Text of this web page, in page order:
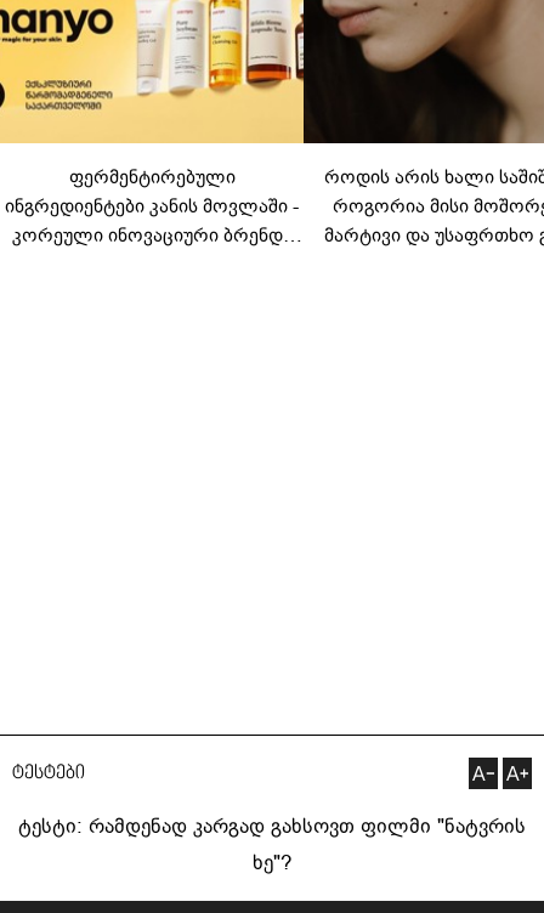
ფერმენტირებული
ინგრედიენტები კანის მოვლაში -
კორეული ინოვაციური ბრენდი
როდის არის ხალი
როგორია მისი
მარტივი და უსაფრთხო
ტესტები
ტესტი: რამდენად კარგად გახსოვთ ფილმი "ნატვრის
ხე"?